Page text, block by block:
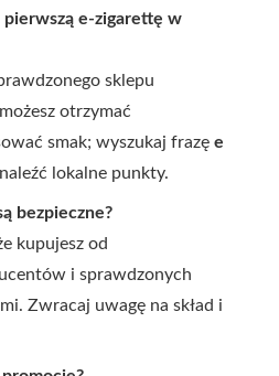
e-zigarettę w
sklepu
otrzymać
smak; wyszukaj frazę e
lokalne punkty.
bezpieczne?
kupujesz od
i sprawdzonych
Zwracaj uwagę na skład i